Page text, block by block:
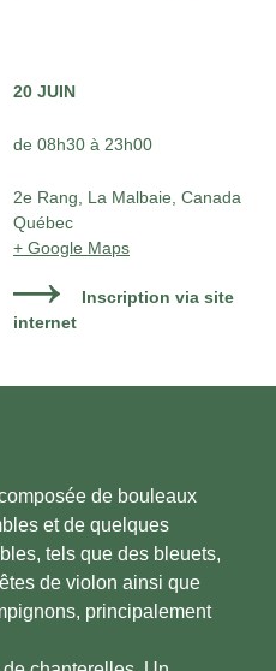
20 JUIN
de 08h30 à 23h00
2e Rang, La Malbaie, Canada
Québec
+ Google Maps
Inscription via site
internet
de bouleaux
et de quelques
tels que des bleuets,
de violon ainsi que
principalement